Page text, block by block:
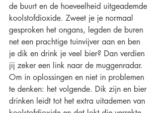
de buurt en de hoeveelheid uitgeademde
koolstofdioxide. Zweet je je normaal
gesproken het ongans, legden de buren
net een prachtige tuinvijver aan en ben
je dik en drink je veel bier? Dan verdien
jij zeker een link naar de muggenradar.
Om in oplossingen en niet in problemen
te denken: het volgende. Dik zijn en bier
drinken leidt tot het extra uitademen van